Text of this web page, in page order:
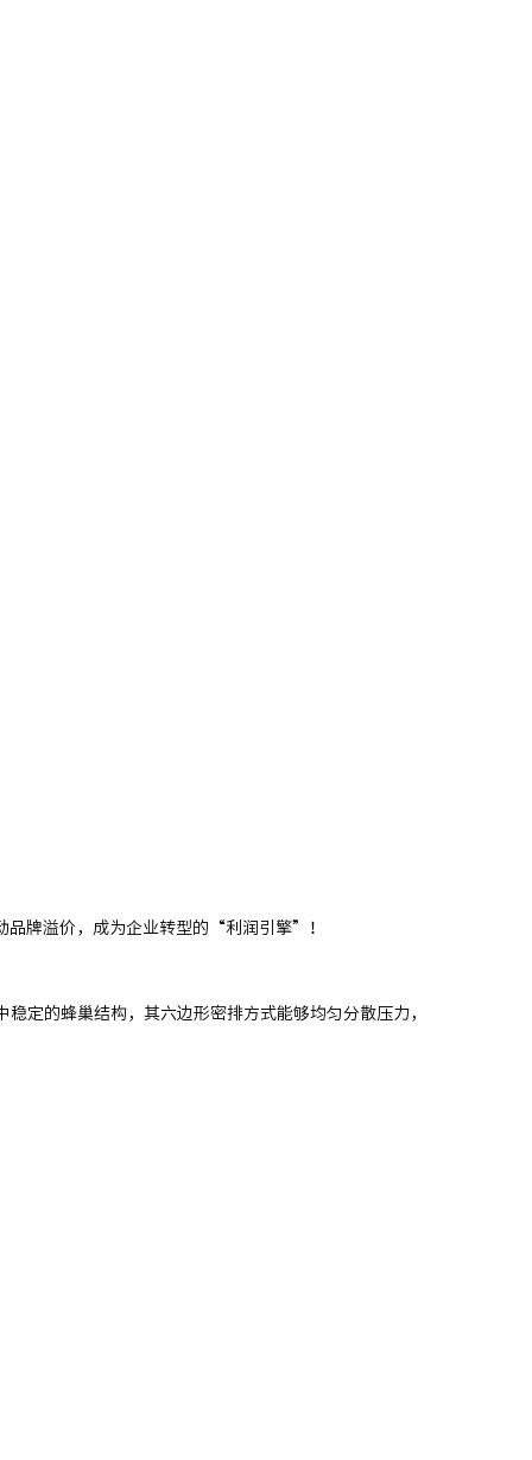
品牌溢价，成为企业转型的“利润引擎”！
定的蜂巢结构，其六边形密排方式能够均匀分散压力，